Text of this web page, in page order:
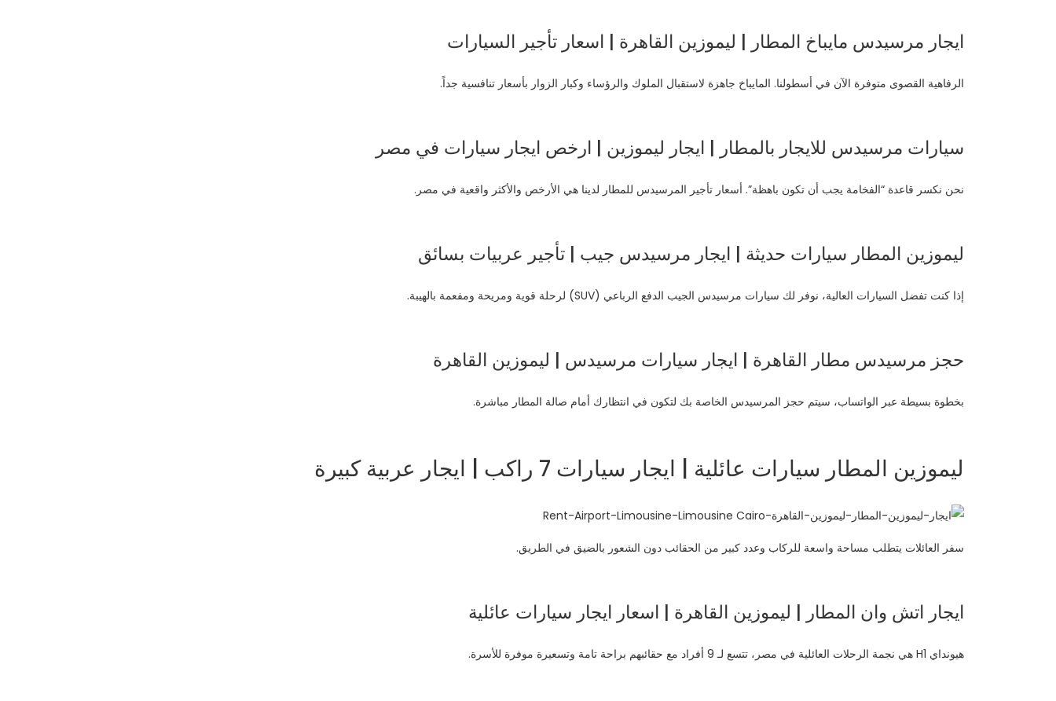
ايجار مرسيدس مايباخ المطار | ليموزين القاهرة | اسعار تأجير السيارات
الرفاهية القصوى متوفرة الآن في أسطولنا. المايباخ جاهزة لاستقبال الملوك والرؤساء وكبار الزوار بأسعار تنافسية جداً.
سيارات مرسيدس للايجار بالمطار | ايجار ليموزين | ارخص ايجار سيارات في مصر
نحن نكسر قاعدة “الفخامة يجب أن تكون باهظة”. أسعار تأجير المرسيدس للمطار لدينا هي الأرخص والأكثر واقعية في مصر.
ليموزين المطار سيارات حديثة | ايجار مرسيدس جيب | تأجير عربيات بسائق
إذا كنت تفضل السيارات العالية، نوفر لك سيارات مرسيدس الجيب الدفع الرباعي (SUV) لرحلة قوية ومريحة ومفعمة بالهيبة.
حجز مرسيدس مطار القاهرة | ايجار سيارات مرسيدس | ليموزين القاهرة
بخطوة بسيطة عبر الواتساب، سيتم حجز المرسيدس الخاصة بك لتكون في انتظارك أمام صالة المطار مباشرة.
ليموزين المطار سيارات عائلية | ايجار سيارات 7 راكب | ايجار عربية كبيرة
سفر العائلات يتطلب مساحة واسعة للركاب وعدد كبير من الحقائب دون الشعور بالضيق في الطريق.
ايجار اتش وان المطار | ليموزين القاهرة | اسعار ايجار سيارات عائلية
هيونداي H1 هي نجمة الرحلات العائلية في مصر، تتسع لـ 9 أفراد مع حقائبهم براحة تامة وتسعيرة موفرة للأسرة.